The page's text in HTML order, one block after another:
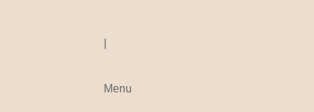
Menu